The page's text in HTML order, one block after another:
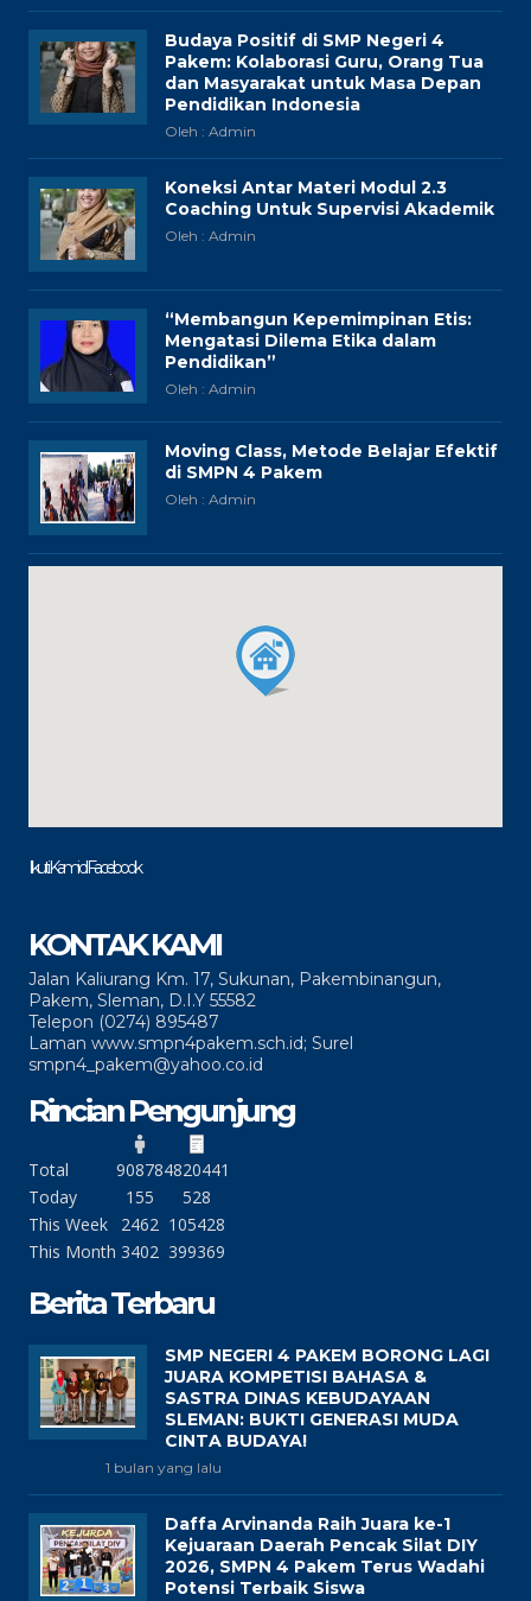
Budaya Positif di SMP Negeri 4
Pakem: Kolaborasi Guru, Orang Tua
dan Masyarakat untuk Masa Depan
Pendidikan Indonesia
Oleh : Admin
Koneksi Antar Materi Modul 2.3
Coaching Untuk Supervisi Akademik
Oleh : Admin
“Membangun Kepemimpinan Etis:
Mengatasi Dilema Etika dalam
Pendidikan”
Oleh : Admin
Moving Class, Metode Belajar Efektif
di SMPN 4 Pakem
Oleh : Admin
Ikuti Kami di Facebook
KONTAK KAMI
Jalan Kaliurang Km. 17, Sukunan, Pakembinangun,
Pakem, Sleman, D.I.Y 55582
Telepon (0274) 895487
Laman www.smpn4pakem.sch.id; Surel
smpn4_pakem@yahoo.co.id
Rincian Pengunjung
Total 908784820441
Today
155
528
This Week
2462 105428
This Month 3402 399369
Berita Terbaru
SMP NEGERI 4 PAKEM BORONG LAGI
JUARA KOMPETISI BAHASA &
SASTRA DINAS KEBUDAYAAN
SLEMAN: BUKTI GENERASI MUDA
CINTA BUDAYA!
1 bulan yang lalu
Daffa Arvinanda Raih Juara ke-1
Kejuaraan Daerah Pencak Silat DIY
2026, SMPN 4 Pakem Terus Wadahi
Potensi Terbaik Siswa